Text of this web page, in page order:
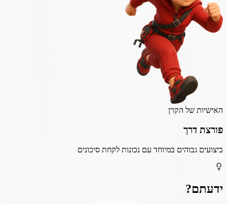
האישיות של הקרן
פורצת דרך
ביצועים גבוהים במיוחד עם נכונות לקחת סיכונים
ידעתם?